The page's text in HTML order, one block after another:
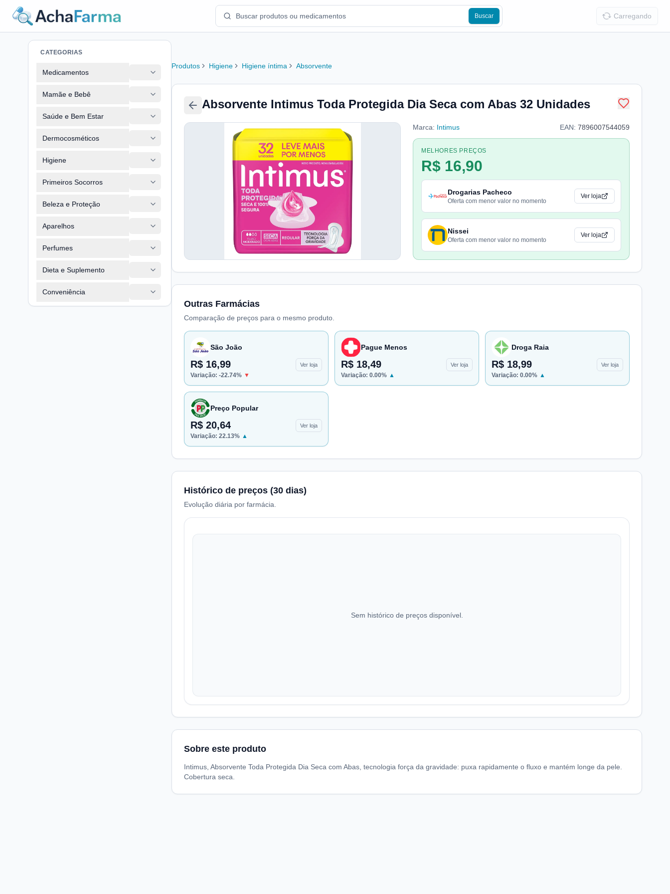
Buscar Carregando
CATEGORIAS
Medicamentos
Mamãe e Bebê
Saúde e Bem Estar
Dermocosméticos
Higiene
Primeiros Socorros
Beleza e Proteção
Aparelhos
Perfumes
Dieta e Suplemento
Conveniência
Produtos Higiene Higiene íntima Absorvente
Absorvente Intimus Toda Protegida Dia Seca com Abas 32 Unidades
Marca: Intimus EAN: 7896007544059
MELHORES PREÇOS
R$ 16,90
Drogarias Pacheco
Oferta com menor valor no momento
Ver loja
Nissei
Oferta com menor valor no momento
Ver loja
Outras Farmácias
Comparação de preços para o mesmo produto.
São João
R$ 16,99 Ver loja
Variação: -22.74% ▼
Pague Menos
R$ 18,49 Ver loja
Variação: 0.00% ▲
Droga Raia
R$ 18,99 Ver loja
Variação: 0.00% ▲
Preço Popular
R$ 20,64 Ver loja
Variação: 22.13% ▲
Histórico de preços (30 dias)
Evolução diária por farmácia.
Sem histórico de preços disponível.
Sobre este produto
Intimus, Absorvente Toda Protegida Dia Seca com Abas, tecnologia força da gravidade: puxa rapidamente o fluxo e mantém longe da pele.
Cobertura seca.